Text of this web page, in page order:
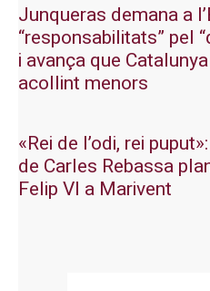
Junqueras demana a
“responsabilitats” pel
i avança que
acollint menors
«Rei de l’odi, rei
de Carles Rebassa
Felip VI a Marivent